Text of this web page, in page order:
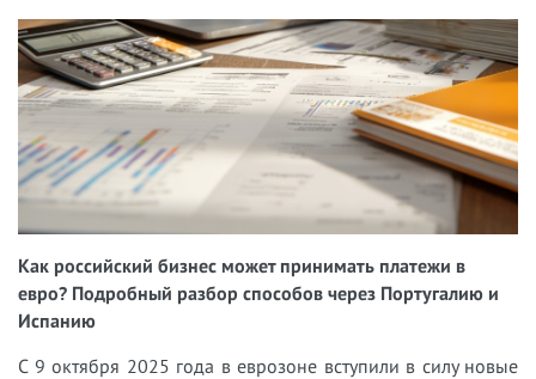
Как российский бизнес может принимать платежи в
евро? Подробный разбор способов через Португалию и
Испанию
С 9 октября 2025 года в еврозоне вступили в силу новые